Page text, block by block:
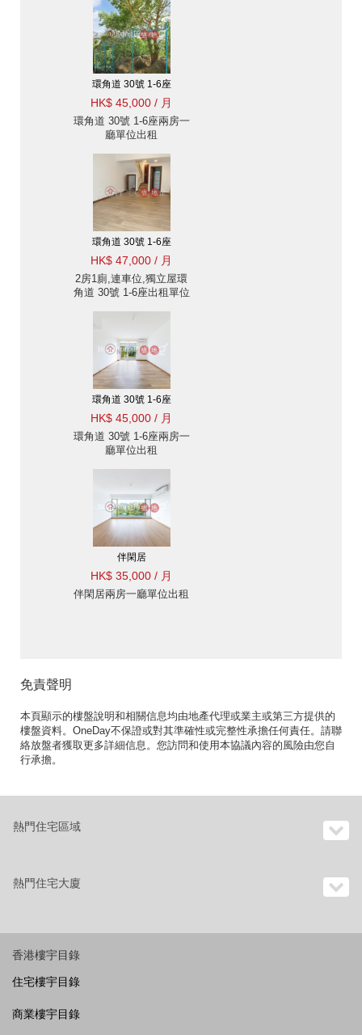
環角道 30號 1-6座
HK$ 45,000 / 月
環角道 30號 1-6座兩房一
廳單位出租
環角道 30號 1-6座
HK$ 47,000 / 月
2房1廁,連車位,獨立屋環
角道 30號 1-6座出租單位
環角道 30號 1-6座
HK$ 45,000 / 月
環角道 30號 1-6座兩房一
廳單位出租
伴閑居
HK$ 35,000 / 月
伴閑居兩房一廳單位出租
免責聲明
本頁顯示的樓盤說明和相關信息均由地產代理或業主或第三方提供的
樓盤資料。OneDay不保證或對其準確性或完整性承擔任何責任。請聯
絡放盤者獲取更多詳細信息。您訪問和使用本協議內容的風險由您自
行承擔。
熱門住宅區域
熱門住宅大廈
香港樓宇目錄
住宅樓宇目錄
商業樓宇目錄